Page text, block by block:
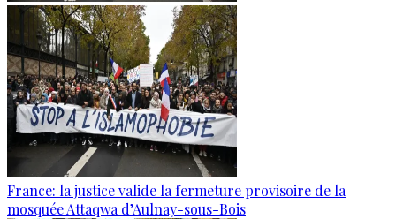
France: la justice valide la fermeture provisoire de la
mosquée Attaqwa d’Aulnay-sous-Bois